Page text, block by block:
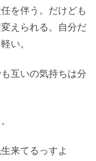
を伴う。だけども
えられる。自分だ
い。
互いの気持ちは分
来てるっすよ